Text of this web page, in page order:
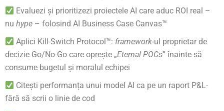
Evaluezi și prioritizezi proiectele AI care aduc ROI real –
nu hype – folosind AI Business Case Canvas™
Aplici Kill-Switch Protocol™: framework-ul proprietar de
decizie Go/No-Go care oprește „Eternal POCs” înainte să
consume bugetul și moralul echipei
Citești performanța unui model AI ca pe un raport P&L-
fără să scrii o linie de cod